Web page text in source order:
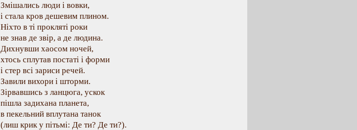
Змішались люди і вовки,
і стала кров дешевим плином.
Ніхто в ті прокляті роки
не знав де звір, а де людина.
Дихнувши хаосом ночей,
хтось сплутав постаті і форми
і стер всі зариси речей.
Завили вихори і шторми.
Зірвавшись з ланцюга, ускок
пішла задихана планета,
в пекельний вплутана танок
(лиш крик у пітьмі: Де ти? Де ти?).